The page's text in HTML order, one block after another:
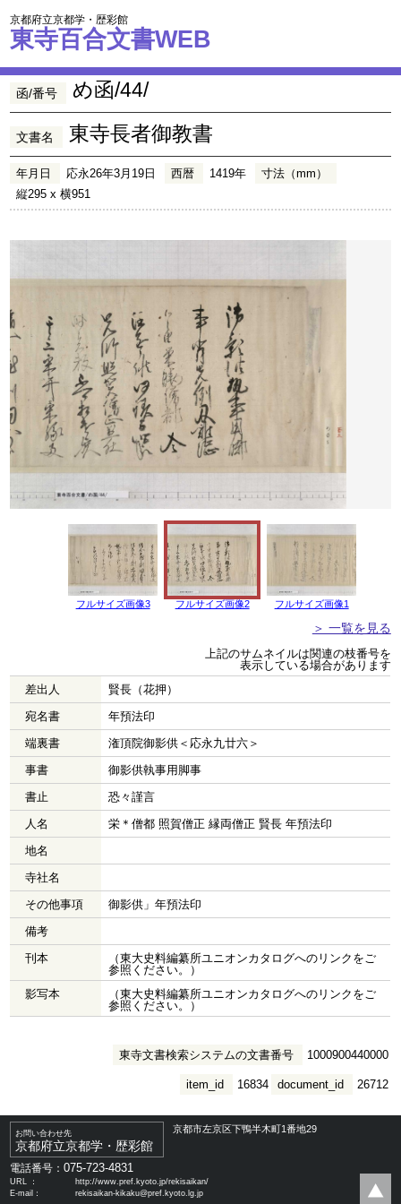
京都府立京都学・歴彩館
東寺百合文書WEB
函/番号 め函/44/
文書名 東寺長者御教書
年月日 応永26年3月19日 西暦 1419年
寸法（mm）
縦295 x 横951
フルサイズ画像3 フルサイズ画像2 フルサイズ画像1
＞ 一覧を見る
上記のサムネイルは関連の枝番号を
表示している場合があります
差出人
賢長（花押）
宛名書
年預法印
端裏書
潅頂院御影供＜応永九廿六＞
事書
御影供執事用脚事
書止
恐々謹言
人名
栄＊僧都 照賀僧正 縁両僧正 賢長 年預法印
地名
寺社名
その他事項
御影供」年預法印
備考
刊本
（東大史料編纂所ユニオンカタログへのリンクをご
参照ください。）
影写本
（東大史料編纂所ユニオンカタログへのリンクをご
参照ください。）
東寺文書検索システムの文書番号 1000900440000
document_id 26712
item_id 16834
お問い合わせ先
京都府立京都学・歴彩館
京都市左京区下鴨半木町1番地29
電話番号：075-723-4831
URL ：
http://www.pref.kyoto.jp/rekisaikan/
E-mail：
rekisaikan-kikaku@pref.kyoto.lg.jp